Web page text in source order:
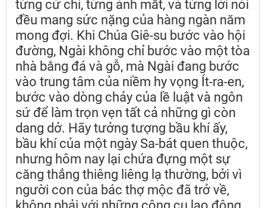
từng cử chỉ, từng ánh mắt, và từng lời nói
đều mang sức nặng của hàng ngàn năm
mong đợi. Khi Chúa Giê-su bước vào hội
đường, Ngài không chỉ bước vào một tòa
nhà bằng đá và gỗ, mà Ngài đang bước
vào trung tâm của niềm hy vọng Ít-ra-en,
bước vào dòng chảy của lề luật và ngôn
sứ để làm trọn vẹn tất cả những gì còn
dang dở. Hãy tưởng tượng bầu khí ấy,
bầu khí của một ngày Sa-bát quen thuộc,
nhưng hôm nay lại chứa đựng một sự
căng thẳng thiêng liêng lạ thường, bởi vì
người con của bác thợ mộc đã trở về,